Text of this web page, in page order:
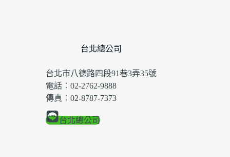
台北總公司
台北市八德路四段91巷3弄35號
電話：02-2762-9888
傳真：02-8787-7373
台北總公司